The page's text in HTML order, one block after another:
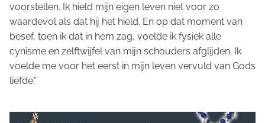
voorstellen. Ik hield mijn eigen leven niet voor zo
waardevol als dat hij het hield. En op dat moment van
besef, toen ik dat in hem zag, voelde ik fysiek alle
cynisme en zelftwijfel van mijn schouders afglijden. Ik
voelde me voor het eerst in mijn leven vervuld van Gods
liefde.”